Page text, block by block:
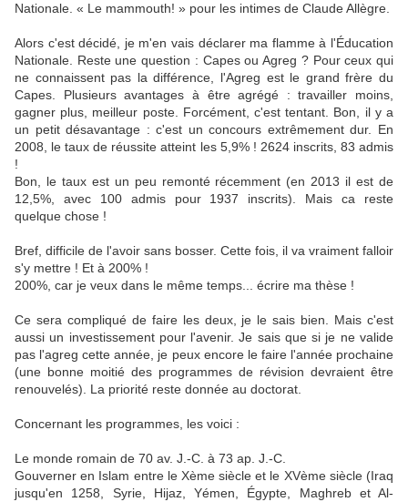
Nationale. « Le mammouth! » pour les intimes de Claude Allègre.
Alors c'est décidé, je m'en vais déclarer ma flamme à l'Éducation
Nationale. Reste une question : Capes ou Agreg ? Pour ceux qui
ne connaissent pas la différence, l'Agreg est le grand frère du
Capes. Plusieurs avantages à être agrégé : travailler moins,
gagner plus, meilleur poste. Forcément, c'est tentant. Bon, il y a
un petit désavantage : c'est un concours extrêmement dur. En
2008, le taux de réussite atteint les 5,9% ! 2624 inscrits, 83 admis
!
Bon, le taux est un peu remonté récemment (en 2013 il est de
12,5%, avec 100 admis pour 1937 inscrits). Mais ca reste
quelque chose !
Bref, difficile de l'avoir sans bosser. Cette fois, il va vraiment falloir
s'y mettre ! Et à 200% !
200%, car je veux dans le même temps... écrire ma thèse !
Ce sera compliqué de faire les deux, je le sais bien. Mais c'est
aussi un investissement pour l'avenir. Je sais que si je ne valide
pas l'agreg cette année, je peux encore le faire l'année prochaine
(une bonne moitié des programmes de révision devraient être
renouvelés). La priorité reste donnée au doctorat.
Concernant les programmes, les voici :
Le monde romain de 70 av. J.-C. à 73 ap. J.-C.
Gouverner en Islam entre le Xème siècle et le XVème siècle (Iraq
jusqu'en 1258, Syrie, Hijaz, Yémen, Égypte, Maghreb et Al-